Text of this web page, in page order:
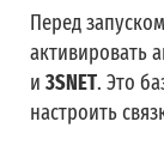
Перед
активировать
и 3SNET. Это
настроить